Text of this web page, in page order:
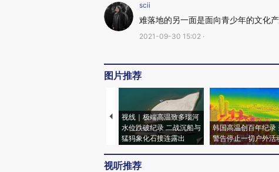
scii
难落地的另一面是面向青少年的文化
2021-09-30 15:02 ·
图片推荐
视线｜极端高温致多瑙河
水位跌破纪录 二战沉船与
猛犸象化石接连露出
韩国高温创百年纪录
警告停止一切户外活
视听推荐